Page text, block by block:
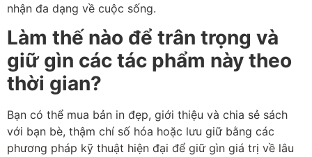
nhận đa dạng về cuộc sống.
Làm thế nào để trân trọng và
giữ gìn các tác phẩm này theo
thời gian?
Bạn có thể mua bản in đẹp, giới thiệu và chia sẻ sách
với bạn bè, thậm chí số hóa hoặc lưu giữ bằng các
phương pháp kỹ thuật hiện đại để giữ gìn giá trị về lâu